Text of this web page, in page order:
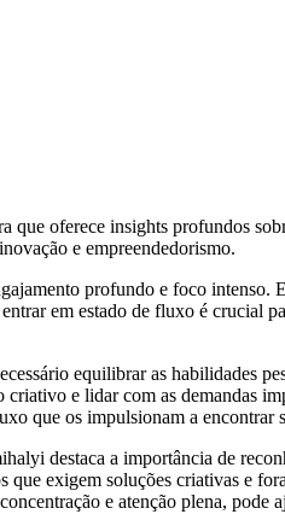
oferece insights profundos
e empreendedorismo.
profundo e foco intenso.
em estado de fluxo é crucial
equilibrar as habilidades
criativo e lidar com as demandas
que os impulsionam a encontrar
destaca a importância de
que exigem soluções criativas e
e atenção plena, pode